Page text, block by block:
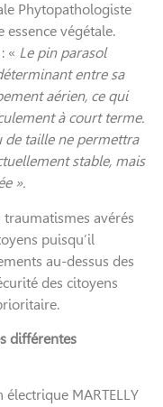
Phytopathologiste
végétale.
« Le pin parasol
entre sa
aérien, ce qui
à court terme.
de taille ne permettra
stable, mais
».
traumatismes avérés
puisqu’il
au-dessus des
des citoyens
différentes
MARTELLY